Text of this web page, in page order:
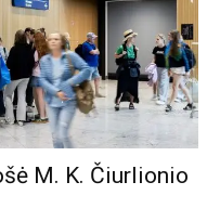
M. K. Čiurlionio